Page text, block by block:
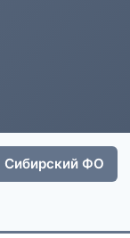
Сибирский ФО